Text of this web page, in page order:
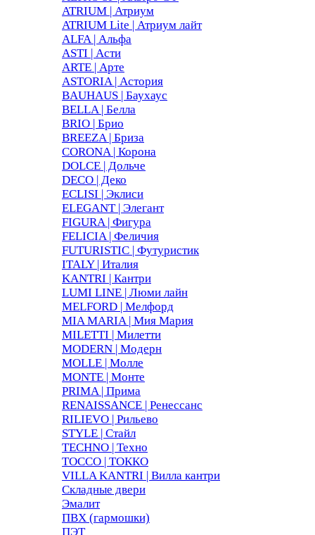
ATRIUM | Атриум
ATRIUM Lite | Атриум лайт
ALFA | Альфа
ASTI | Асти
ARTE | Арте
ASTORIA | Астория
BAUHAUS | Баухаус
BELLA | Белла
BRIO | Брио
BREEZA | Бриза
CORONA | Корона
DOLCE | Дольче
DECO | Деко
ECLISI | Эклиси
ELEGANT | Элегант
FIGURA | Фигура
FELICIA | Феличия
FUTURISTIC | Футуристик
ITALY | Италия
KANTRI | Кантри
LUMI LINE | Люми лайн
MELFORD | Мелфорд
MIA MARIA | Мия Мария
MILETTI | Милетти
MODERN | Модерн
MOLLE | Молле
MONTE | Монте
PRIMA | Прима
RENAISSANCE | Ренессанс
RILIEVO | Рильево
STYLE | Стайл
TECHNO | Техно
TOCCO | ТОККО
VILLA KANTRI | Вилла кантри
Складные двери
Эмалит
ПВХ (гармошки)
ПЭТ